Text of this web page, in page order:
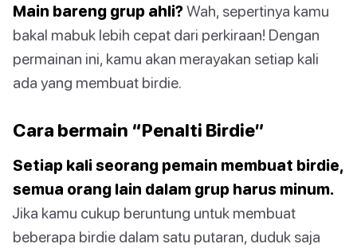
Main bareng grup ahli?Wah, sepertinya kamu
bakal mabuk lebih cepat dari perkiraan! Dengan
permainan ini, kamu akan merayakan setiap kali
ada yang membuat birdie.
Cara bermain “Penalti Birdie”
Setiap kali seorang pemain membuat birdie,
semua orang lain dalam grup harus minum.
Jika kamu cukup beruntung untuk membuat
beberapa birdie dalam satu putaran, duduk saja